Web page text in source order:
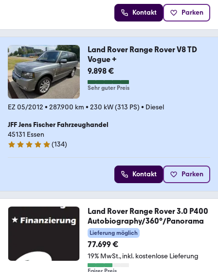
Kontakt Parken
Land Rover Range Rover V8 TD
Vogue +
9.898 €
Sehr guter Preis
EZ 05/2012 • 287.900 km • 230 kW (313 PS) • Diesel
JFF Jens Fischer Fahrzeughandel
45131 Essen
4.9 Sterne
(134)
Kontakt Parken
Land Rover Range Rover 3.0 P400
Autobiography/360°/Panorama
Lieferung möglich
77.699 €
19% MwSt. inkl. kostenlose Lieferung